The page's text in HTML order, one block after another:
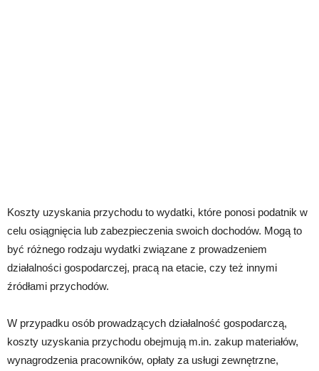
Koszty uzyskania przychodu to wydatki, które ponosi podatnik w
celu osiągnięcia lub zabezpieczenia swoich dochodów. Mogą to
być różnego rodzaju wydatki związane z prowadzeniem
działalności gospodarczej, pracą na etacie, czy też innymi
źródłami przychodów.
W przypadku osób prowadzących działalność gospodarczą,
koszty uzyskania przychodu obejmują m.in. zakup materiałów,
wynagrodzenia pracowników, opłaty za usługi zewnętrzne,